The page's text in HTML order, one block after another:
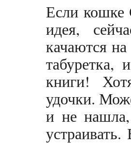
Если кошке
идея,
качаются
книги!
удочки.
и не